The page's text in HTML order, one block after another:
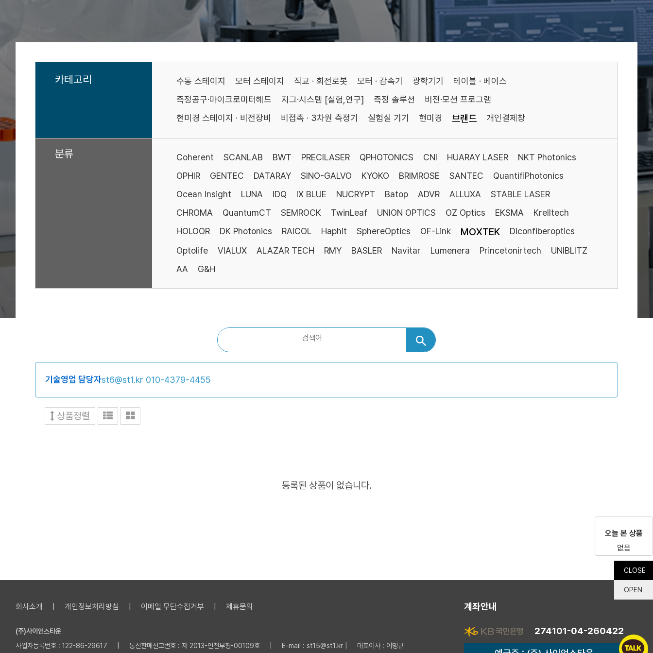
카테고리 수동 스테이지 모터 스테이지 직교 · 회전로봇 모터 · 감속기 광학기기
테이블 · 베이스
측정공구·마이크로미터헤드
지그·시스템 [실험,연구] 측정 솔루션
비전·모션 프로그램
현미경 스테이지 · 비전장비
비접촉 · 3차원 측정기 실험실 기기 현미경 브랜드 개인결제창
분류 Coherent SCANLAB BWT PRECILASER QPHOTONICS CNI HUARAY LASER
NKT Photonics
OPHIR
GENTEC DATARAY SINO-GALVO KYOKO BRIMROSE SANTEC
QuantifiPhotonics
Ocean Insight
LUNA IDQ IX BLUE NUCRYPT Batop ADVR ALLUXA
STABLE LASER
CHROMA
QuantumCT SEMROCK TwinLeaf UNION OPTICS OZ Optics EKSMA
Krelltech
HOLOOR
DK Photonics RAICOL Haphit SphereOptics OF-Link MOXTEK
Diconfiberoptics
Optolife
VIALUX ALAZAR TECH RMY BASLER Navitar Lumenera Princetonirtech
UNIBLITZ
AA
G&H
기술영업 담당자st6@st1.kr 010-4379-4455
상품정렬
등록된 상품이 없습니다.
회사소개 개인정보처리방침 이메일 무단수집거부 제휴문의
(주)사이언스타운
사업자등록번호 : 122-86-29617 | 통신판매신고번호 : 제 2013-인천부평-00109호 | E-mail : st15@st1.kr | 대표이사 : 이명규
계좌안내
274101-04-260422
CLOSE
OPEN
오늘 본 상품
없음